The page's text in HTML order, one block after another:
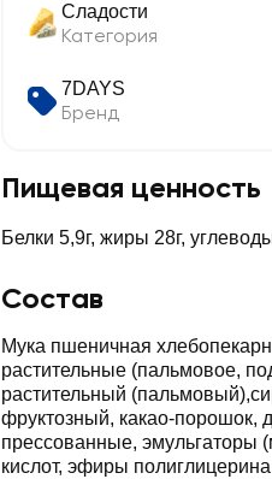
Сладости
Категория
7DAYS
Бренд
Пищевая ценность
Белки 5,9г, жиры 28г,
Состав
Мука пшеничная
растительные (пальмовое,
растительный
фруктозный, какао-порошок,
прессованные, эмульгаторы
кислот, эфиры